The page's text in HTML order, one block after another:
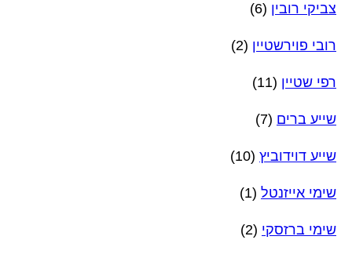
צביקי רובין (6)
רובי פוירשטיין (2)
רפי שטיין (11)
שייע ברים (7)
שייע דוידוביץ (10)
שימי אייזנטל (1)
שימי ברזסקי (2)